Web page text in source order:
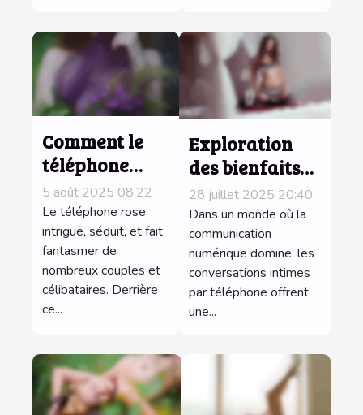
Comment le
téléphone
rose peut
pimenter
votre vie
intime ?
5 août 2025 08:22
Le téléphone rose
intrigue, séduit, et fait
fantasmer de
nombreux couples et
célibataires. Derrière
ce...
Exploration
des bienfaits
psychologiques
des
conversations
intimes par
téléphone
28 juillet 2025 20:40
Dans un monde où la
communication
numérique domine, les
conversations intimes
par téléphone offrent
une...